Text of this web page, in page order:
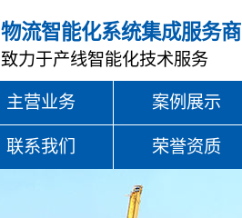
物流智能化系统集成服务商
致力于产线智能化技术服务
主营业务 案例展示
联系我们 荣誉资质